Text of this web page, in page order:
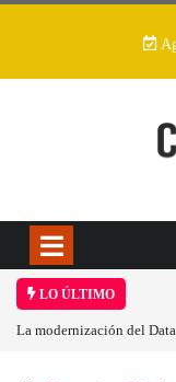
LO ÚLTIMO
es un cambio en el